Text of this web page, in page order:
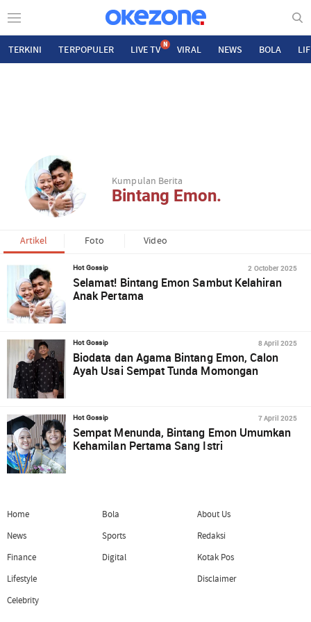
TERKINI TERPOPULER LIVE TV N VIRAL NEWS BOLA
Kumpulan Berita
Bintang Emon.
Artikel Foto Video
Hot Gossip 2 October 2025
Selamat! Bintang Emon Sambut Kelahiran
Anak Pertama
Hot Gossip 8 April 2025
Biodata dan Agama Bintang Emon, Calon
Ayah Usai Sempat Tunda Momongan
Hot Gossip 7 April 2025
Sempat Menunda, Bintang Emon Umumkan
Kehamilan Pertama Sang Istri
Home
News
Finance
Lifestyle
Celebrity
Bola
Sports
Digital
About Us
Redaksi
Kotak Pos
Disclaimer